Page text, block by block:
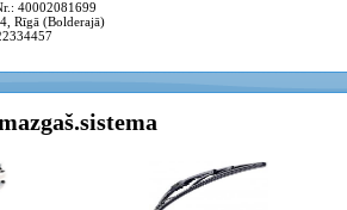
40002081699
Rīgā (Bolderajā)